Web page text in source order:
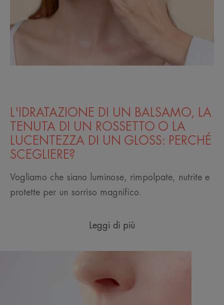
L'IDRATAZIONE DI UN BALSAMO, LA
TENUTA DI UN ROSSETTO O LA
LUCENTEZZA DI UN GLOSS: PERCHÉ
SCEGLIERE?
Vogliamo che siano luminose, rimpolpate, nutrite e
protette per un sorriso magnifico.
Leggi di più